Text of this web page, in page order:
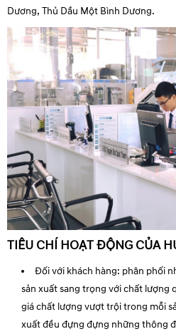
Dương, Thủ Dầu Một Bình Dương.
TIÊU CHÍ HOẠT ĐỘNG CỦA
Đối với khách hàng: phân phối
sản xuấtsang trọng với chất lượng
giáchất lượng vượt trội trong mỗi
xuấtđều đựng đựng những thông